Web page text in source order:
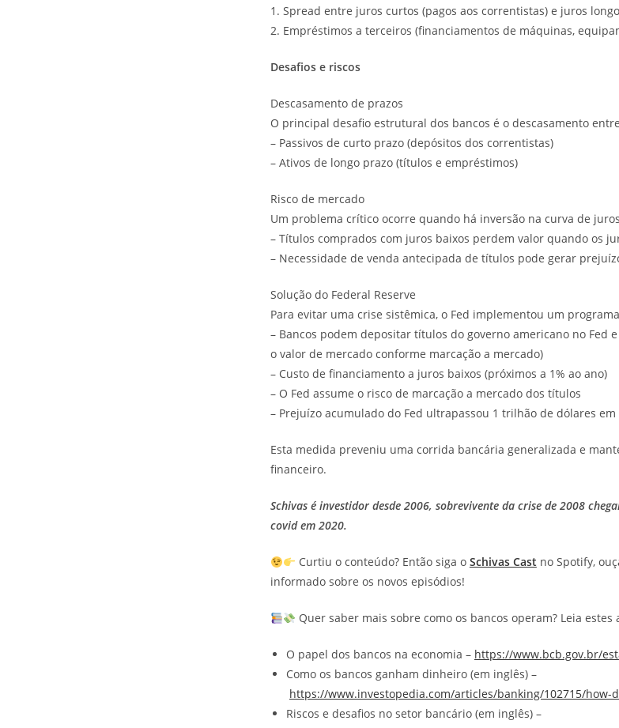
1. Spread entre juros curtos (pagos aos correntistas) e juros
2. Empréstimos a terceiros (financiamentos de máquinas,
Desafios e riscos
Descasamento de prazos
O principal desafio estrutural dos bancos é o descasamento
– Passivos de curto prazo (depósitos dos correntistas)
– Ativos de longo prazo (títulos e empréstimos)
Risco de mercado
Um problema crítico ocorre quando há inversão na curva de
– Títulos comprados com juros baixos perdem valor quando os
– Necessidade de venda antecipada de títulos pode gerar
Solução do Federal Reserve
Para evitar uma crise sistêmica, o Fed implementou um
– Bancos podem depositar títulos do governo americano no Fed
o valor de mercado conforme marcação a mercado)
– Custo de financiamento a juros baixos (próximos a 1% ao ano)
– O Fed assume o risco de marcação a mercado dos títulos
– Prejuízo acumulado do Fed ultrapassou 1 trilhão de dólares em
Esta medida preveniu uma corrida bancária generalizada e
financeiro.
Schivas é investidor desde 2006, sobrevivente da crise de 2008
covid em 2020.
Curtiu o conteúdo? Então siga o Schivas Cast no Spotify,
informado sobre os novos episódios!
Quer saber mais sobre como os bancos operam? Leia estes
O papel dos bancos na economia – https://www.bcb.gov.br/
Como os bancos ganham dinheiro (em inglês) –
https://www.investopedia.com/articles/banking/102715/how-
Riscos e desafios no setor bancário (em inglês) –